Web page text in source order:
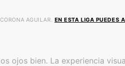
AGUILAR. EN ESTA LIGA PUEDES
ojos bien. La experiencia